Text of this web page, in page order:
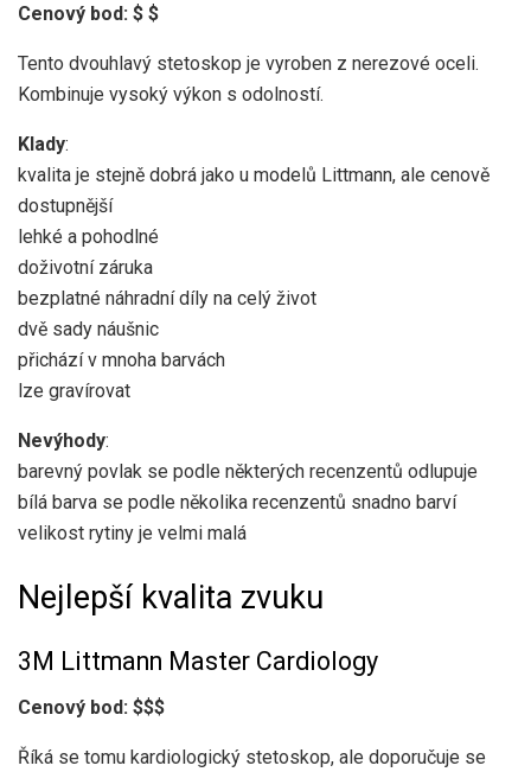
Cenový bod: $ $
Tento dvouhlavý stetoskop je vyroben z nerezové oceli.
Kombinuje vysoký výkon s odolností.
Klady:
kvalita je stejně dobrá jako u modelů Littmann, ale cenově
dostupnější
lehké a pohodlné
doživotní záruka
bezplatné náhradní díly na celý život
dvě sady náušnic
přichází v mnoha barvách
lze gravírovat
Nevýhody:
barevný povlak se podle některých recenzentů odlupuje
bílá barva se podle několika recenzentů snadno barví
velikost rytiny je velmi malá
Nejlepší kvalita zvuku
3M Littmann Master Cardiology
Cenový bod: $$$
Říká se tomu kardiologický stetoskop, ale doporučuje se